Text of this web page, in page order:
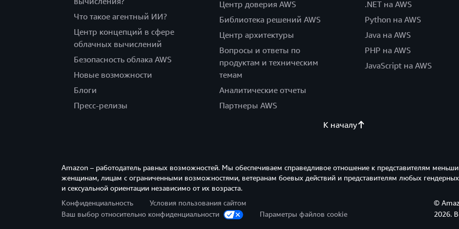
Что такое агентный ИИ?
Центр концепций в сфере
облачных вычислений
Безопасность облака AWS
Новые возможности
Блоги
Пресс-релизы
Центр доверия AWS
Библиотека решений AWS
Центр архитектуры
Вопросы и ответы по
продуктам и техническим
темам
Аналитические отчеты
Партнеры AWS
.NET на AWS
Python на AWS
Java на AWS
PHP на AWS
JavaScript на AWS
К началу
Amazon – работодатель равных возможностей. Мы обеспечиваем справедливое отношение к представителям
женщинам, лицам с ограниченными возможностями, ветеранам боевых действий и представителям любых
и сексуальной ориентации независимо от их возраста.
Конфиденциальность
Условия пользования сайтом
Ваш выбор относительно конфиденциальности
Параметры файлов cookie
©
2026.